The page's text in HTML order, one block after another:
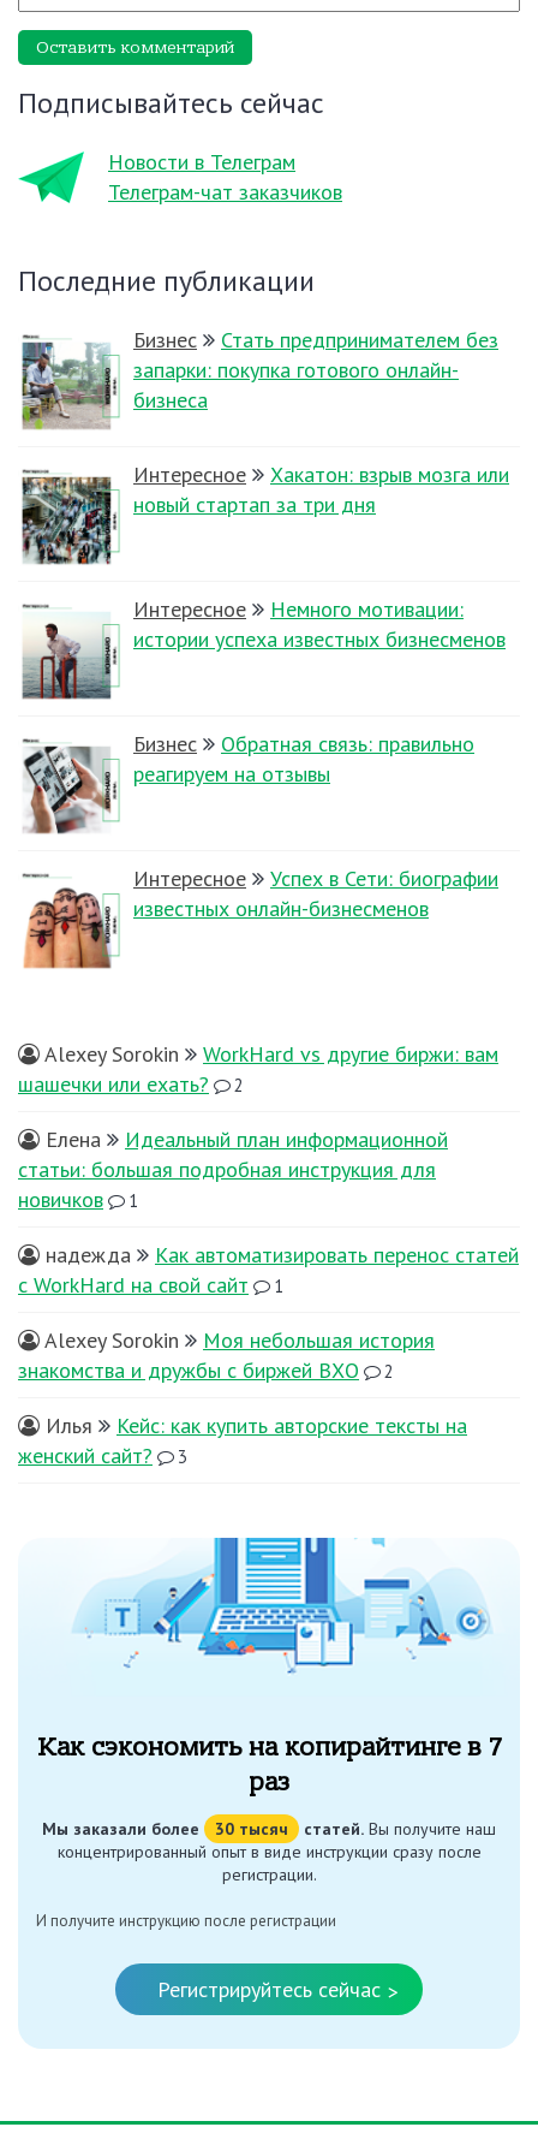
Оставить комментарий
Подписывайтесь сейчас
Новости в Телеграм
Телеграм-чат заказчиков
Последние публикации
Бизнес
Стать предпринимателем без
запарки: покупка готового онлайн-
бизнеса
Интересное
Хакатон: взрыв мозга или
новый стартап за три дня
Интересное
Немного мотивации:
истории успеха известных бизнесменов
Бизнес
Обратная связь: правильно
реагируем на отзывы
Интересное
Успех в Сети: биографии
известных онлайн-бизнесменов
Alexey Sorokin
WorkHard vs другие биржи: вам
шашечки или ехать?
2
Елена
Идеальный план информационной
статьи: большая подробная инструкция для
новичков
1
надежда
Как автоматизировать перенос статей
с WorkHard на свой сайт
1
Alexey Sorokin
Моя небольшая история
знакомства и дружбы с биржей ВХО
2
Илья
Кейс: как купить авторские тексты на
женский сайт?
3
Как сэкономить на копирайтинге в 7
раз
Мы заказали более 30 тысяч статей. Вы получите наш
концентрированный опыт в виде инструкции сразу после
регистрации.
И получите инструкцию после регистрации
Регистрируйтесь сейчас >